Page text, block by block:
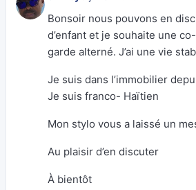
Bonsoir nous pouvons en
d’enfant et je souhaite une
garde alterné. J’ai une vie
Je suis dans l’immobilier
Je suis franco- Haïtien
Mon stylo vous a laissé un
Au plaisir d’en discuter
À bientôt